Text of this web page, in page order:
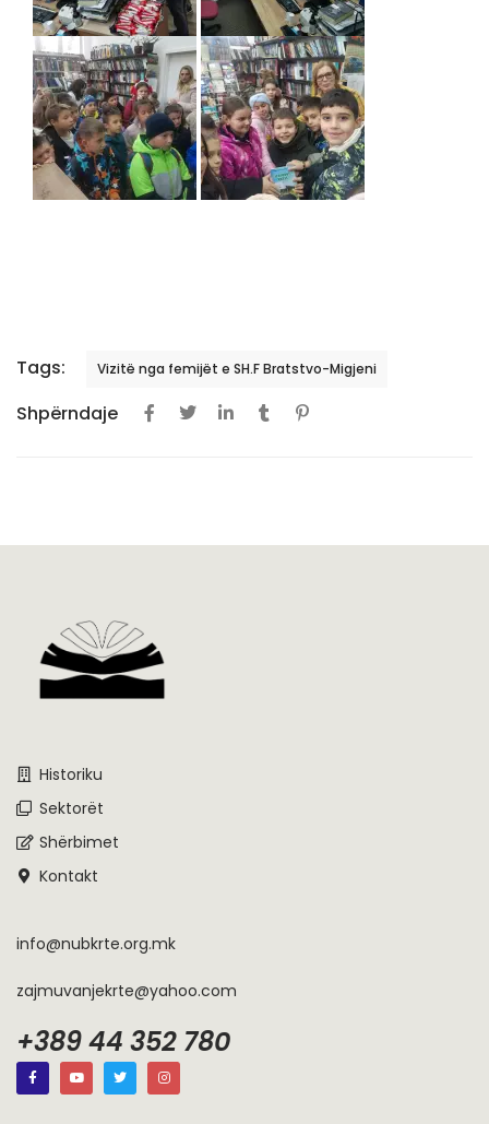
Tags: Vizitë nga femijët e SH.F Bratstvo-Migjeni
Shpërndaje
Historiku
Sektorët
Shërbimet
Kontakt
info@nubkrte.org.mk
zajmuvanjekrte@yahoo.com
+389 44 352 780